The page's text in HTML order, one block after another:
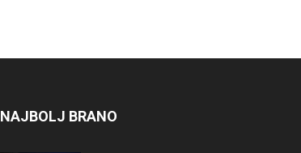
NAJBOLJ BRANO